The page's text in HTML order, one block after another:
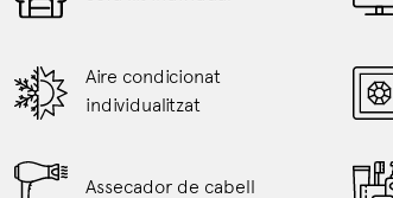
Aire condicionat
individualitzat
Assecador de cabell